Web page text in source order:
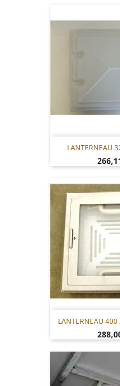
LANTERNEAU
Prix
LANTERNEAU
Prix